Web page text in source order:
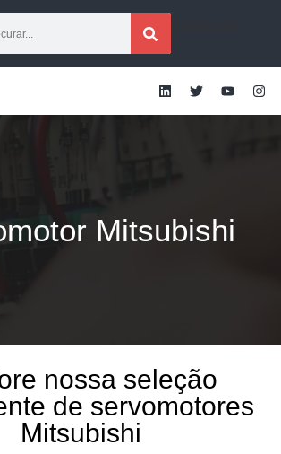
Mitsubishi
nossa seleção
de servomotores
Mitsubishi